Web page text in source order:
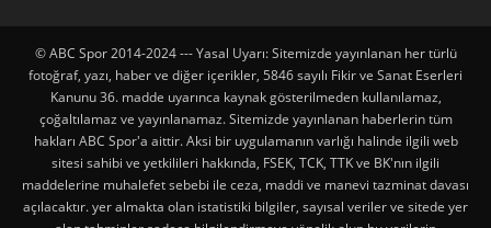
© ABC Spor 2014-2024 --- Yasal Uyarı: Sitemizde yayınlanan her türlü
fotoğraf, yazı, haber ve diğer içerikler, 5846 sayılı Fikir ve Sanat Eserleri
Kanunu 36. madde uyarınca kaynak gösterilmeden kullanılamaz,
çoğaltılamaz ve yayınlanamaz. Sitemizde yayınlanan haberlerin tüm
hakları ABC Spor'a aittir. Aksi bir uygulamanın varlığı halinde ilgili web
sitesi sahibi ve yetkilileri hakkında, FSEK, TCK, TTK ve BK'nın ilgili
maddelerine muhalefet sebebi ile ceza, maddi ve manevi tazminat davası
açılacaktır. yer almakta olan istatistiki bilgiler, sayısal veriler ve sitede yer